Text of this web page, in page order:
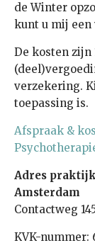
de Winter
kunt u mij een
De kosten zijn
verzekering.
toepassing is.
Afspraak &
Adres
Amsterdam
Contactweg
KVK-nummer: